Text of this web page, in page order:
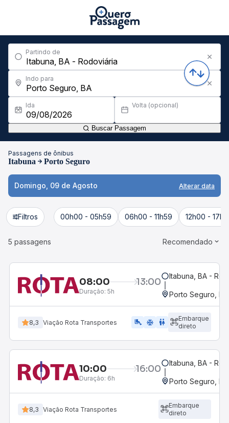
Partindo de
Indo para
Ida Volta (opcional)
Buscar Passagem
Passagens de ônibus
Itabuna Porto Seguro
Domingo, 09 de Agosto Alterar data
Filtros 00h00 - 05h59 06h00 - 11h59 12h00 -
5 passagens Recomendado
08:00 13:00
Duração: 5h
Itabuna, BA -
Porto Seguro, BA
8,3 Viação Rota Transportes airline_seat_legroom_extra ac_unit WC
Embarque
direto
10:00 16:00
Duração: 6h
Itabuna, BA -
Porto Seguro, BA
8,3 Viação Rota Transportes
Embarque
direto